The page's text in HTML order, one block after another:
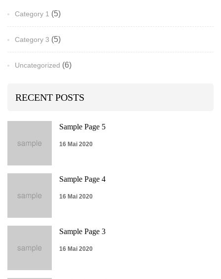
Category 1 (5)
Category 3 (5)
Uncategorized (6)
RECENT POSTS
Sample Page 5
16 Mai 2020
Sample Page 4
16 Mai 2020
Sample Page 3
16 Mai 2020